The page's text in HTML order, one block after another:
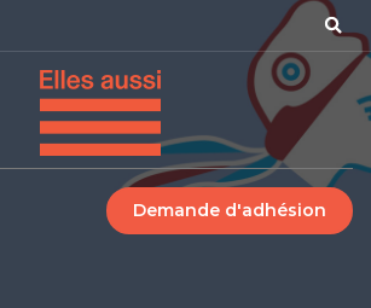
Demande d'adhésion